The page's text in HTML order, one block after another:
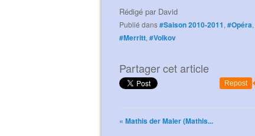
Rédigé par David
Publié dans#Saison 2010-2011, #Opéra,
#Merritt, #Volkov
Partager cet article
Repost
« Mathis der Maler (Mathis...